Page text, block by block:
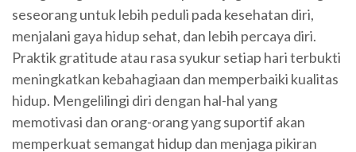
seseorang untuk lebih peduli pada kesehatan diri,
menjalani gaya hidup sehat, dan lebih percaya diri.
Praktik gratitude atau rasa syukur setiap hari terbukti
meningkatkan kebahagiaan dan memperbaiki kualitas
hidup. Mengelilingi diri dengan hal-hal yang
memotivasi dan orang-orang yang suportif akan
memperkuat semangat hidup dan menjaga pikiran